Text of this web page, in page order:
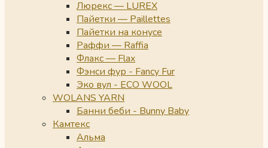
Люрекс — LUREX
Пайетки — Paillettes
Пайетки на конусе
Раффи — Raffia
Флакс — Flax
Фэнси фур - Fancy Fur
Эко вул - ECO WOOL
WOLANS YARN
Банни беби - Bunny Baby
Камтекс
Альма